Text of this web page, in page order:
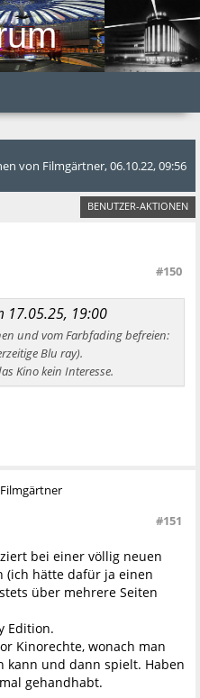
von Filmgärtner, 06.10.22, 09:56
BENUTZER-AKTIONEN
#150
17.05.25, 19:00
und vom Farbfading befreien:
Blu ray).
Kino kein Interesse.
Filmgärtner
#151
bei einer völlig neuen
(ich hätte dafür ja einen
über mehrere Seiten
Edition.
Kinorechte, wonach man
kann und dann spielt. Haben
gehandhabt.